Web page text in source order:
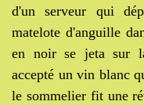
d'un serveur qui
matelote d'anguille
en noir se jeta sur
accepté un vin blanc
le sommelier fit une